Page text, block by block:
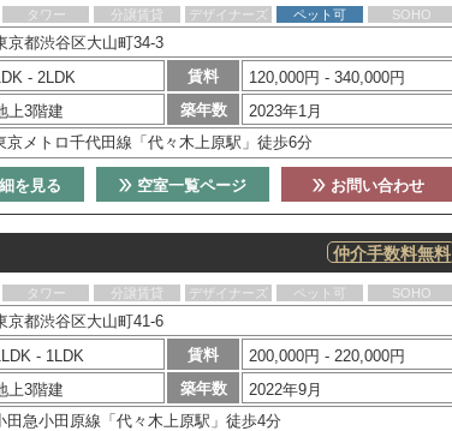
タワー 分譲賃貸 デザイナーズ ペット可 SOHO
京都渋谷区大山町34-3
- 2LDK 賃料
120,000円 - 340,000円
上3階建 築年数
2023年1月
京メトロ千代田線「代々木上原駅」徒歩6分
お問い合わせ
空室一覧ページ
を見る
仲介手数料無料
タワー 分譲賃貸 デザイナーズ ペット可 SOHO
京都渋谷区大山町41-6
- 1LDK 賃料
200,000円 - 220,000円
上3階建 築年数
2022年9月
田急小田原線「代々木上原駅」徒歩4分